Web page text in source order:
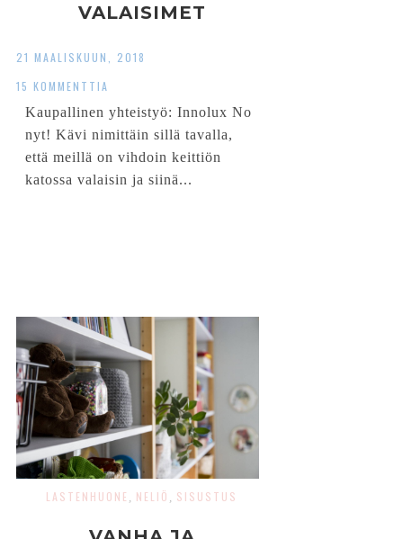
VALAISIMET
21 MAALISKUUN, 2018
15 KOMMENTTIA
Kaupallinen yhteistyö: Innolux No
nyt! Kävi nimittäin sillä tavalla,
että meillä on vihdoin keittiön
katossa valaisin ja siinä...
LASTENHUONE NELIÖ SISUSTUS